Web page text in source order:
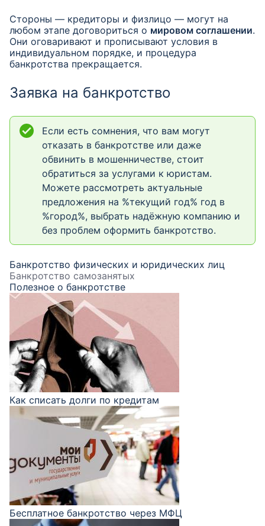
Стороны — кредиторы и физлицо — могут на
любом этапе договориться о мировом соглашении.
Они оговаривают и прописывают условия в
индивидуальном порядке, и процедура
банкротства прекращается.
Заявка на банкротство
Если есть сомнения, что вам могут
отказать в банкротстве или даже
обвинить в мошенничестве, стоит
обратиться за услугами к юристам.
Можете рассмотреть актуальные
предложения на %текущий год% год в
%город%, выбрать надёжную компанию и
без проблем оформить банкротство.
Банкротство физических и юридических лиц
Банкротство самозанятых
Полезное о банкротстве
Как списать долги по кредитам
Бесплатное банкротство через МФЦ